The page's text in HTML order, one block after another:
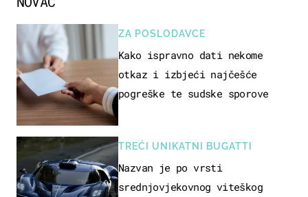
ZA POSLODAVCE
Kako ispravno dati nekome
otkaz i izbjeći najčešće
pogreške te sudske sporove
TREĆI UNIKATNI BUGATTI
Nazvan je po vrsti
srednjovjekovnog viteškog